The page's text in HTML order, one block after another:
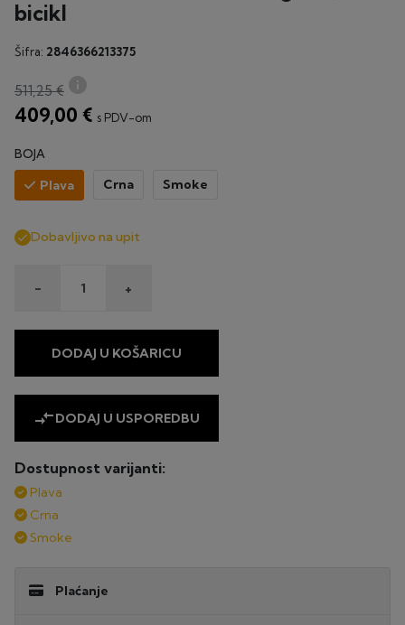
bicikl
Šifra: 2846366213375
511,25 € info
409,00 € s PDV-om
BOJA
Plava Crna Smoke
 Dobavljivo na upit
- +
DODAJ U KOŠARICU
compare_arrowsDODAJ U USPOREDBU
Dostupnost varijanti:
Plava
Crna
Smoke
Plaćanje